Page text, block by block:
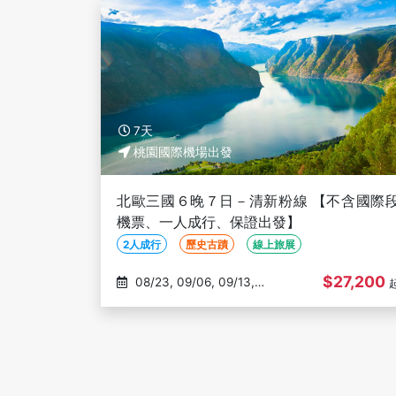
7天
桃園國際機場出發
北歐三國６晚７日－清新粉線 【不含國際
機票、一人成行、保證出發】
2人成行 歷史古蹟 線上旅展
$27,200